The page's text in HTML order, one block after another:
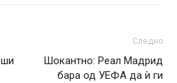
Следно
Шокантно: Реал Мадрид
бара од УЕФА да ѝ ги